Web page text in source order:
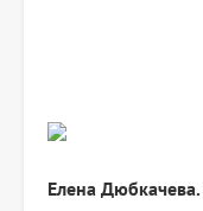
Елена Дюбкачева.